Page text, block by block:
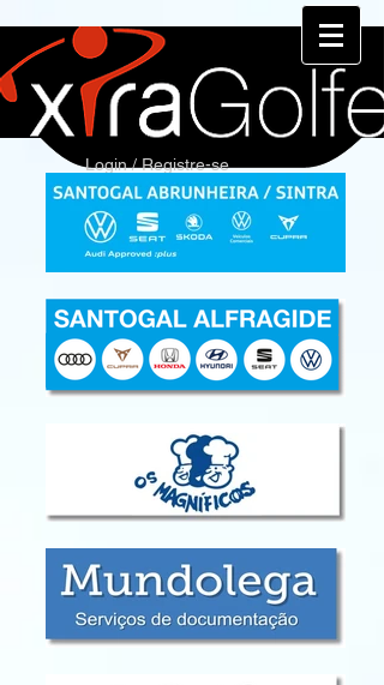
Login / Registre-se